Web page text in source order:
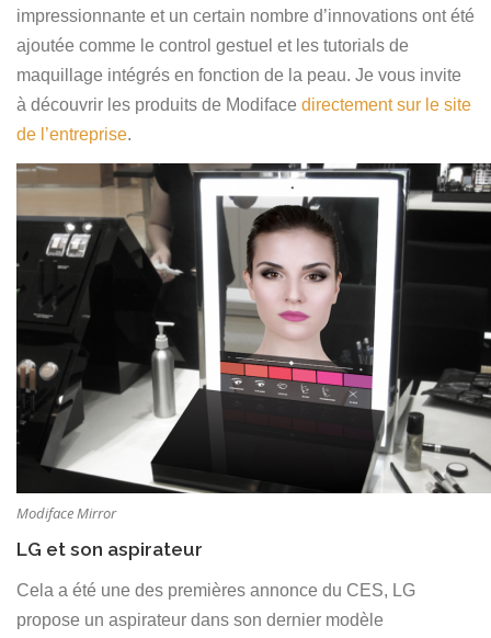
impressionnante et un certain nombre d’innovations ont été
ajoutée comme le control gestuel et les tutorials de
maquillage intégrés en fonction de la peau. Je vous invite
à découvrir les produits de Modiface directement sur le site
de l’entreprise.
Modiface Mirror
LG et son aspirateur
Cela a été une des premières annonce du CES, LG
propose un aspirateur dans son dernier modèle